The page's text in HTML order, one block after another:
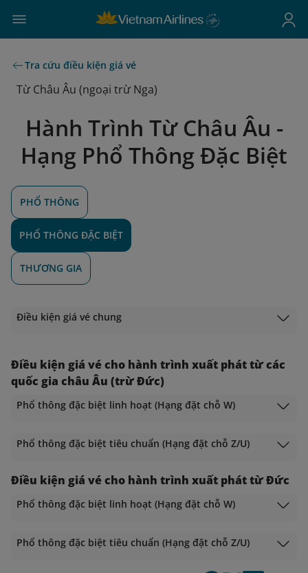
Tra cứu điều kiện giá vé
Từ Châu Âu (ngoại trừ Nga)
Hành Trình Từ Châu Âu -
Hạng Phổ Thông Đặc Biệt
PHỔ THÔNG
PHỔ THÔNG ĐẶC BIỆT
THƯƠNG GIA
Điều kiện giá vé chung
Điều kiện giá vé cho hành trình xuất phát từ các
quốc gia châu Âu (trừ Đức)
Phổ thông đặc biệt linh hoạt (Hạng đặt chỗ W)
Phổ thông đặc biệt tiêu chuẩn (Hạng đặt chỗ Z/U)
Điều kiện giá vé cho hành trình xuất phát từ Đức
Phổ thông đặc biệt linh hoạt (Hạng đặt chỗ W)
Phổ thông đặc biệt tiêu chuẩn (Hạng đặt chỗ Z/U)